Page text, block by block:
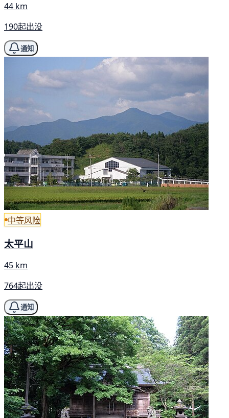
44 km
190起出没
通知
中等风险
太平山
45 km
764起出没
通知